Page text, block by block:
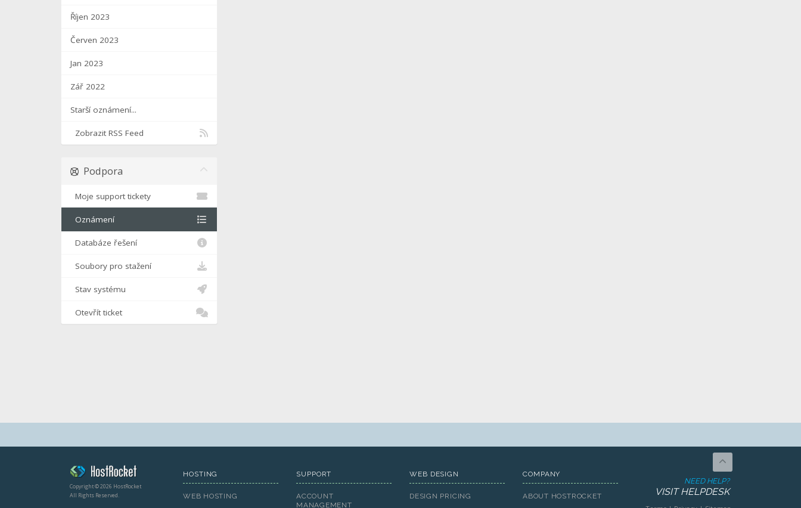
Říjen 2023
Červen 2023
Jan 2023
Zář 2022
Starší oznámení...
Zobrazit RSS Feed
Podpora
Moje support tickety
Oznámení
Databáze řešení
Soubory pro stažení
Stav systému
Otevřít ticket
Copyright © 2026 HostRocket
All Rights Reserved.
HOSTING
WEB HOSTING
SUPPORT
ACCOUNT
MANAGEMENT
WEB DESIGN
DESIGN PRICING
COMPANY
ABOUT HOSTROCKET
NEED HELP?
VISIT HELPDESK